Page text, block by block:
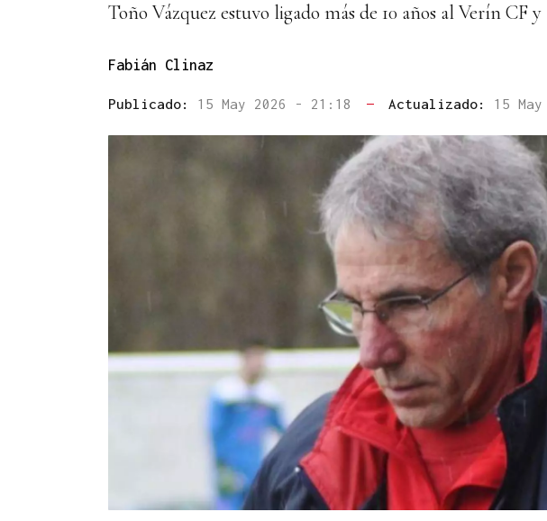
Toño Vázquez estuvo ligado más de 10 años al Verín CF
Fabián Clinaz
Publicado: 15 May 2026 - 21:18 — Actualizado: 15